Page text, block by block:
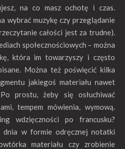
na co masz ochotę i czas.
wybrać muzykę czy przeglądanie
całości jest za trudne).
społecznościowych – można
która im towarzyszy i często
Można też poświęcić kilka
jakiegoś materiału nawet
prostu, żeby się osłuchiwać
tempem mówienia, wymową.
wdzięczności po francusku?
dnia w formie odręcznej notatki
materiału czy zrobienie